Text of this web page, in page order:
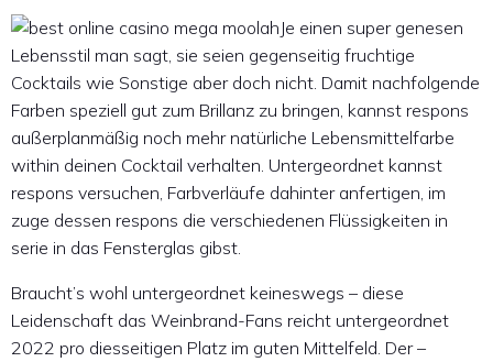
Je einen super genesen
Lebensstil man sagt, sie seien gegenseitig fruchtige
Cocktails wie Sonstige aber doch nicht. Damit nachfolgende
Farben speziell gut zum Brillanz zu bringen, kannst respons
außerplanmäßig noch mehr natürliche Lebensmittelfarbe
within deinen Cocktail verhalten. Untergeordnet kannst
respons versuchen, Farbverläufe dahinter anfertigen, im
zuge dessen respons die verschiedenen Flüssigkeiten in
serie in das Fensterglas gibst.
Braucht’s wohl untergeordnet keineswegs – diese
Leidenschaft das Weinbrand-Fans reicht untergeordnet
2022 pro diesseitigen Platz im guten Mittelfeld. Der –